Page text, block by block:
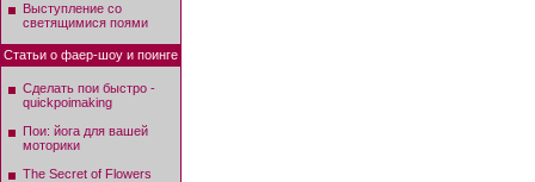
Выступление со
светящимися поями
Статьи о фаер-шоу и поинге
Сделать пои быстро -
quickpoimaking
Пои: йога для вашей
моторики
The Secret of Flowers